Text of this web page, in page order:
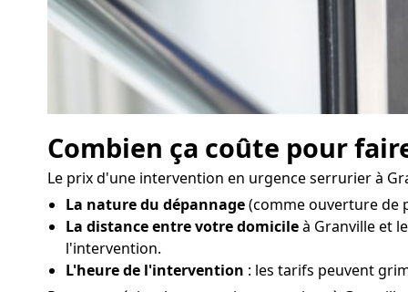
Combien ça coûte pour
Le prix d'une intervention en urgence serrurier à
La nature du dépannage(comme ouverture de
La distance entre votre domicileà Granville et
l'intervention.
L'heure de l'intervention : les tarifs peuvent